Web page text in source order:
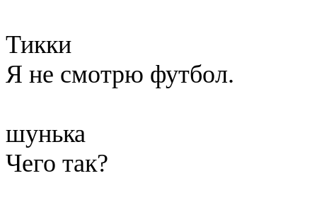
Тикки
Я не смотрю футбол.
шунька
Чего так?